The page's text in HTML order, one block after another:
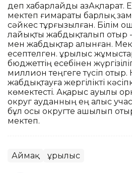
деп хабарлайды ҚазАқпарат.
мектеп ғимараты барлық
сәйкес тұрғызылған. Білім
лайықты жабдықталып отыр
мен жабдықтар алынған.
есептелген. Құрылыс
бюджеттің есебінен
миллион теңгеге түсіп отыр.
жабдықтауға жергілікті
көмектесті. Ақарыс ауылы
округ ауданның ең алыс
бұл осы округте ашылып
мектеп.
Аймақ Құрылыс